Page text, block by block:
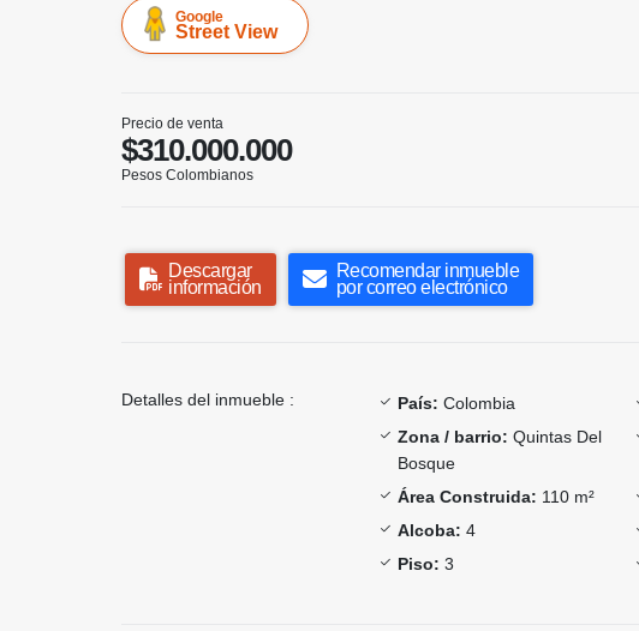
Google
Street View
Precio de venta
$310.000.000
Pesos Colombianos
Descargar
información
Recomendar inmueble
por correo electrónico
Detalles del inmueble : País: Colombia
Zona / barrio: Quintas Del
Bosque
Área Construida: 110 m²
Alcoba: 4
Piso: 3